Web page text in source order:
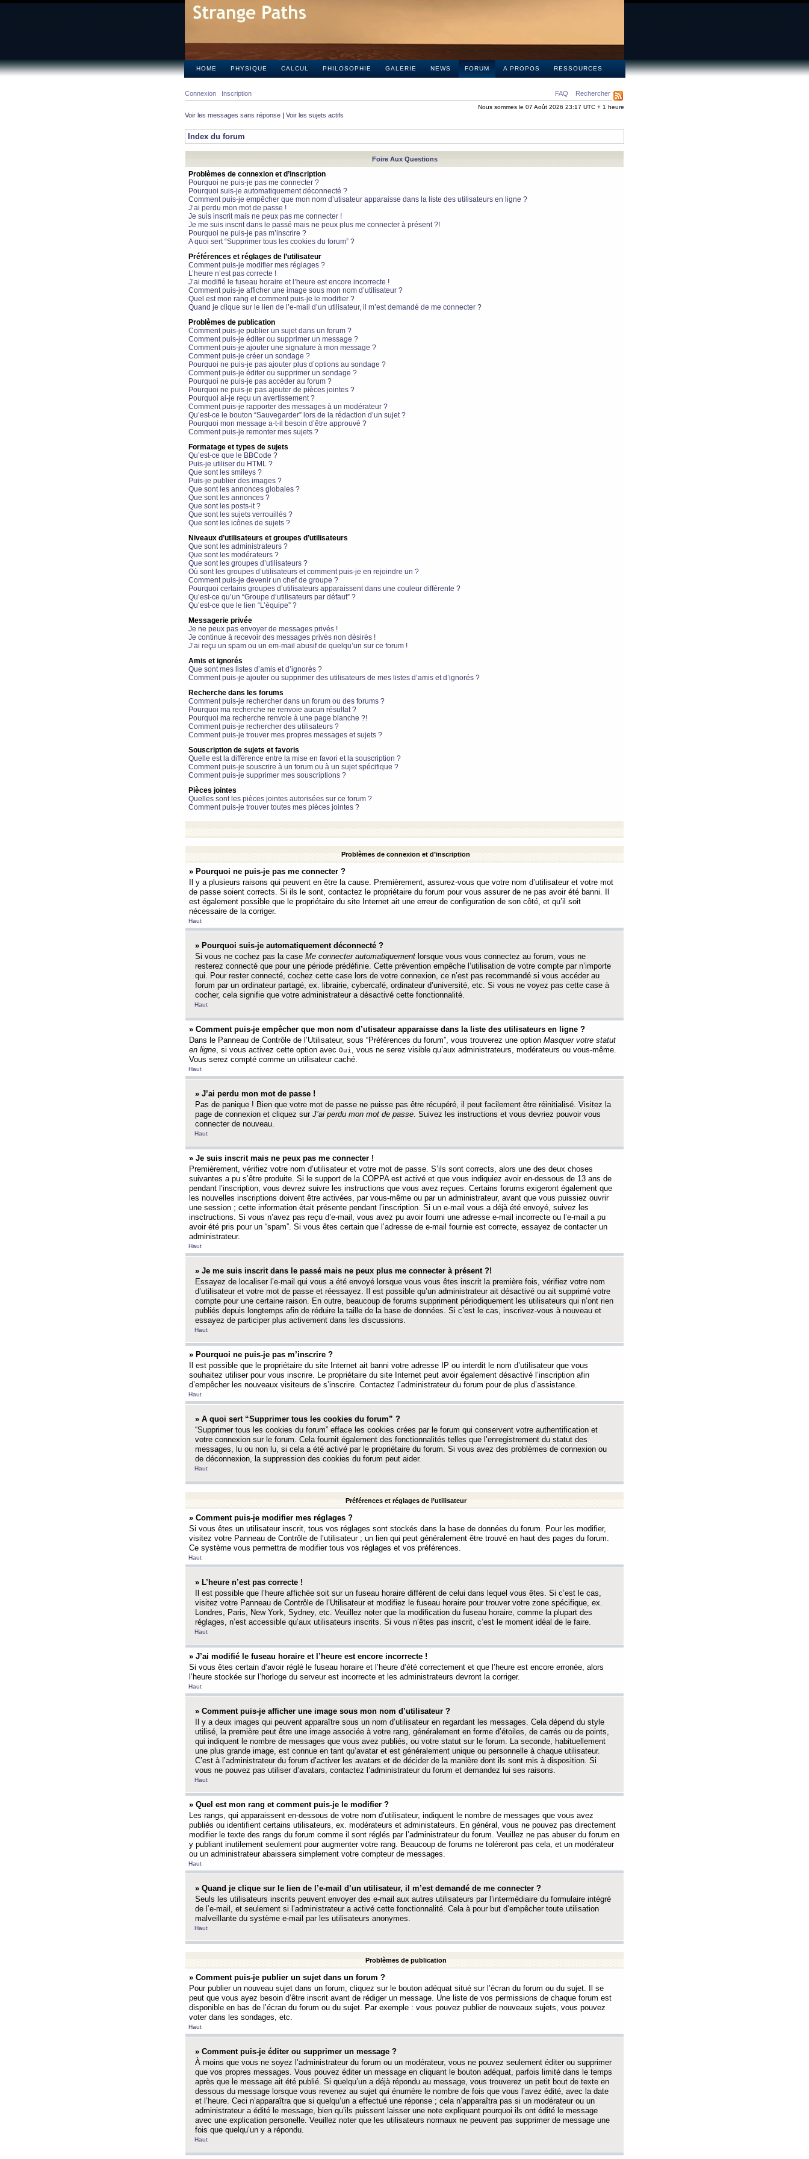
HOME PHYSIQUE CALCUL PHILOSOPHIE GALERIE NEWS FORUM A PROPOS RESSOURCES
FAQ Rechercher
Connexion Inscription
Nous sommes le 07 Août 2026 23:17 UTC + 1 heure
Voir les messages sans réponse | Voir les sujets actifs
Index du forum
Foire Aux Questions
Problèmes de connexion et d’inscription
Pourquoi ne puis-je pas me connecter ?
Pourquoi suis-je automatiquement déconnecté ?
Comment puis-je empêcher que mon nom d’utisateur apparaisse dans la liste des utilisateurs en ligne ?
J’ai perdu mon mot de passe !
Je suis inscrit mais ne peux pas me connecter !
Je me suis inscrit dans le passé mais ne peux plus me connecter à présent ?!
Pourquoi ne puis-je pas m’inscrire ?
A quoi sert “Supprimer tous les cookies du forum” ?
Préférences et réglages de l’utilisateur
Comment puis-je modifier mes réglages ?
L’heure n’est pas correcte !
J’ai modifié le fuseau horaire et l’heure est encore incorrecte !
Comment puis-je afficher une image sous mon nom d’utilisateur ?
Quel est mon rang et comment puis-je le modifier ?
Quand je clique sur le lien de l’e-mail d’un utilisateur, il m’est demandé de me connecter ?
Problèmes de publication
Comment puis-je publier un sujet dans un forum ?
Comment puis-je éditer ou supprimer un message ?
Comment puis-je ajouter une signature à mon message ?
Comment puis-je créer un sondage ?
Pourquoi ne puis-je pas ajouter plus d’options au sondage ?
Comment puis-je éditer ou supprimer un sondage ?
Pourquoi ne puis-je pas accéder au forum ?
Pourquoi ne puis-je pas ajouter de pièces jointes ?
Pourquoi ai-je reçu un avertissement ?
Comment puis-je rapporter des messages à un modérateur ?
Qu’est-ce le bouton “Sauvegarder” lors de la rédaction d’un sujet ?
Pourquoi mon message a-t-il besoin d’être approuvé ?
Comment puis-je remonter mes sujets ?
Formatage et types de sujets
Qu’est-ce que le BBCode ?
Puis-je utiliser du HTML ?
Que sont les smileys ?
Puis-je publier des images ?
Que sont les annonces globales ?
Que sont les annonces ?
Que sont les posts-it ?
Que sont les sujets verrouillés ?
Que sont les icônes de sujets ?
Niveaux d’utilisateurs et groupes d’utilisateurs
Que sont les administrateurs ?
Que sont les modérateurs ?
Que sont les groupes d’utilisateurs ?
Où sont les groupes d’utilisateurs et comment puis-je en rejoindre un ?
Comment puis-je devenir un chef de groupe ?
Pourquoi certains groupes d’utilisateurs apparaissent dans une couleur différente ?
Qu’est-ce qu’un “Groupe d’utilisateurs par défaut” ?
Qu’est-ce que le lien “L’équipe” ?
Messagerie privée
Je ne peux pas envoyer de messages privés !
Je continue à recevoir des messages privés non désirés !
J’ai reçu un spam ou un em-mail abusif de quelqu’un sur ce forum !
Amis et ignorés
Que sont mes listes d’amis et d’ignorés ?
Comment puis-je ajouter ou supprimer des utilisateurs de mes listes d’amis et d’ignorés ?
Recherche dans les forums
Comment puis-je rechercher dans un forum ou des forums ?
Pourquoi ma recherche ne renvoie aucun résultat ?
Pourquoi ma recherche renvoie à une page blanche ?!
Comment puis-je rechercher des utilisateurs ?
Comment puis-je trouver mes propres messages et sujets ?
Souscription de sujets et favoris
Quelle est la différence entre la mise en favori et la souscription ?
Comment puis-je souscrire à un forum ou à un sujet spécifique ?
Comment puis-je supprimer mes souscriptions ?
Pièces jointes
Quelles sont les pièces jointes autorisées sur ce forum ?
Comment puis-je trouver toutes mes pièces jointes ?
Problèmes de connexion et d’inscription
» Pourquoi ne puis-je pas me connecter ?
Il y a plusieurs raisons qui peuvent en être la cause. Premièrement, assurez-vous que votre nom d’utilisateur et votre mot
de passe soient corrects. Si ils le sont, contactez le propriétaire du forum pour vous assurer de ne pas avoir été banni. Il
est également possible que le propriétaire du site Internet ait une erreur de configuration de son côté, et qu’il soit
nécessaire de la corriger.
Haut
» Pourquoi suis-je automatiquement déconnecté ?
Si vous ne cochez pas la case Me connecter automatiquement lorsque vous vous connectez au forum, vous ne
resterez connecté que pour une période prédéfinie. Cette prévention empêche l’utilisation de votre compte par n’importe
qui. Pour rester connecté, cochez cette case lors de votre connexion, ce n’est pas recommandé si vous accéder au
forum par un ordinateur partagé, ex. librairie, cybercafé, ordinateur d’université, etc. Si vous ne voyez pas cette case à
cocher, cela signifie que votre administrateur a désactivé cette fonctionnalité.
Haut
» Comment puis-je empêcher que mon nom d’utisateur apparaisse dans la liste des utilisateurs en ligne ?
Dans le Panneau de Contrôle de l’Utilisateur, sous “Préférences du forum”, vous trouverez une option Masquer votre statut
en ligne, si vous activez cette option avec Oui , vous ne serez visible qu’aux administrateurs, modérateurs ou vous-même.
Vous serez compté comme un utilisateur caché.
Haut
» J’ai perdu mon mot de passe !
Pas de panique ! Bien que votre mot de passe ne puisse pas être récupéré, il peut facilement être réinitialisé. Visitez la
page de connexion et cliquez sur J’ai perdu mon mot de passe. Suivez les instructions et vous devriez pouvoir vous
connecter de nouveau.
Haut
» Je suis inscrit mais ne peux pas me connecter !
Premièrement, vérifiez votre nom d’utilisateur et votre mot de passe. S’ils sont corrects, alors une des deux choses
suivantes a pu s’être produite. Si le support de la COPPA est activé et que vous indiquiez avoir en-dessous de 13 ans de
pendant l’inscription, vous devrez suivre les instructions que vous avez reçues. Certains forums exigeront également que
les nouvelles inscriptions doivent être activées, par vous-même ou par un administrateur, avant que vous puissiez ouvrir
une session ; cette information était présente pendant l’inscription. Si un e-mail vous a déjà été envoyé, suivez les
insctructions. Si vous n’avez pas reçu d’e-mail, vous avez pu avoir fourni une adresse e-mail incorrecte ou l’e-mail a pu
avoir été pris pour un “spam”. Si vous êtes certain que l’adresse de e-mail fournie est correcte, essayez de contacter un
administrateur.
Haut
» Je me suis inscrit dans le passé mais ne peux plus me connecter à présent ?!
Essayez de localiser l’e-mail qui vous a été envoyé lorsque vous vous êtes inscrit la première fois, vérifiez votre nom
d’utilisateur et votre mot de passe et réessayez. Il est possible qu’un administrateur ait désactivé ou ait supprimé votre
compte pour une certaine raison. En outre, beaucoup de forums suppriment périodiquement les utilisateurs qui n’ont rien
publiés depuis longtemps afin de réduire la taille de la base de données. Si c’est le cas, inscrivez-vous à nouveau et
essayez de participer plus activement dans les discussions.
Haut
» Pourquoi ne puis-je pas m’inscrire ?
Il est possible que le propriétaire du site Internet ait banni votre adresse IP ou interdit le nom d’utilisateur que vous
souhaitez utiliser pour vous inscrire. Le propriétaire du site Internet peut avoir également désactivé l’inscription afin
d’empêcher les nouveaux visiteurs de s’inscrire. Contactez l’administrateur du forum pour de plus d’assistance.
Haut
» A quoi sert “Supprimer tous les cookies du forum” ?
“Supprimer tous les cookies du forum” efface les cookies crées par le forum qui conservent votre authentification et
votre connexion sur le forum. Cela fournit également des fonctionnalités telles que l’enregistrement du statut des
messages, lu ou non lu, si cela a été activé par le propriétaire du forum. Si vous avez des problèmes de connexion ou
de déconnexion, la suppression des cookies du forum peut aider.
Haut
Préférences et réglages de l’utilisateur
» Comment puis-je modifier mes réglages ?
Si vous êtes un utilisateur inscrit, tous vos réglages sont stockés dans la base de données du forum. Pour les modifier,
visitez votre Panneau de Contrôle de l’utilisateur ; un lien qui peut généralement être trouvé en haut des pages du forum.
Ce système vous permettra de modifier tous vos réglages et vos préférences.
Haut
» L’heure n’est pas correcte !
Il est possible que l’heure affichée soit sur un fuseau horaire différent de celui dans lequel vous êtes. Si c’est le cas,
visitez votre Panneau de Contrôle de l’Utilisateur et modifiez le fuseau horaire pour trouver votre zone spécifique, ex.
Londres, Paris, New York, Sydney, etc. Veuillez noter que la modification du fuseau horaire, comme la plupart des
réglages, n’est accessible qu’aux utilisateurs inscrits. Si vous n’êtes pas inscrit, c’est le moment idéal de le faire.
Haut
» J’ai modifié le fuseau horaire et l’heure est encore incorrecte !
Si vous êtes certain d’avoir réglé le fuseau horaire et l’heure d’été correctement et que l’heure est encore erronée, alors
l’heure stockée sur l’horloge du serveur est incorrecte et les administrateurs devront la corriger.
Haut
» Comment puis-je afficher une image sous mon nom d’utilisateur ?
Il y a deux images qui peuvent apparaître sous un nom d’utilisateur en regardant les messages. Cela dépend du style
utilisé, la première peut être une image associée à votre rang, généralement en forme d’étoiles, de carrés ou de points,
qui indiquent le nombre de messages que vous avez publiés, ou votre statut sur le forum. La seconde, habituellement
une plus grande image, est connue en tant qu’avatar et est généralement unique ou personnelle à chaque utilisateur.
C’est à l’administrateur du forum d’activer les avatars et de décider de la manière dont ils sont mis à disposition. Si
vous ne pouvez pas utiliser d’avatars, contactez l’administrateur du forum et demandez lui ses raisons.
Haut
» Quel est mon rang et comment puis-je le modifier ?
Les rangs, qui apparaissent en-dessous de votre nom d’utilisateur, indiquent le nombre de messages que vous avez
publiés ou identifient certains utilisateurs, ex. modérateurs et administateurs. En général, vous ne pouvez pas directement
modifier le texte des rangs du forum comme il sont réglés par l’administrateur du forum. Veuillez ne pas abuser du forum en
y publiant inutilement seulement pour augmenter votre rang. Beaucoup de forums ne toléreront pas cela, et un modérateur
ou un administrateur abaissera simplement votre compteur de messages.
Haut
» Quand je clique sur le lien de l’e-mail d’un utilisateur, il m’est demandé de me connecter ?
Seuls les utilisateurs inscrits peuvent envoyer des e-mail aux autres utilisateurs par l’intermédiaire du formulaire intégré
de l’e-mail, et seulement si l’administrateur a activé cette fonctionnalité. Cela à pour but d’empêcher toute utilisation
malveillante du système e-mail par les utilisateurs anonymes.
Haut
Problèmes de publication
» Comment puis-je publier un sujet dans un forum ?
Pour publier un nouveau sujet dans un forum, cliquez sur le bouton adéquat situé sur l’écran du forum ou du sujet. Il se
peut que vous ayez besoin d’être inscrit avant de rédiger un message. Une liste de vos permissions de chaque forum est
disponible en bas de l’écran du forum ou du sujet. Par exemple : vous pouvez publier de nouveaux sujets, vous pouvez
voter dans les sondages, etc.
Haut
» Comment puis-je éditer ou supprimer un message ?
À moins que vous ne soyez l’administrateur du forum ou un modérateur, vous ne pouvez seulement éditer ou supprimer
que vos propres messages. Vous pouvez éditer un message en cliquant le bouton adéquat, parfois limité dans le temps
après que le message ait été publié. Si quelqu’un a déjà répondu au message, vous trouverez un petit bout de texte en
dessous du message lorsque vous revenez au sujet qui énumère le nombre de fois que vous l’avez édité, avec la date
et l’heure. Ceci n’apparaîtra que si quelqu’un a effectué une réponse ; cela n’apparaîtra pas si un modérateur ou un
administrateur a édité le message, bien qu’ils puissent laisser une note expliquant pourquoi ils ont édité le message
avec une explication personelle. Veuillez noter que les utilisateurs normaux ne peuvent pas supprimer de message une
fois que quelqu’un y a répondu.
Haut